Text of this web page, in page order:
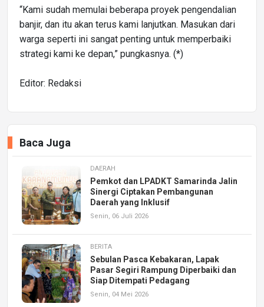
“Kami sudah memulai beberapa proyek pengendalian
banjir, dan itu akan terus kami lanjutkan. Masukan dari
warga seperti ini sangat penting untuk memperbaiki
strategi kami ke depan,” pungkasnya. (*)
Editor: Redaksi
Baca Juga
DAERAH
Pemkot dan LPADKT Samarinda Jalin
Sinergi Ciptakan Pembangunan
Daerah yang Inklusif
Senin, 06 Juli 2026
BERITA
Sebulan Pasca Kebakaran, Lapak
Pasar Segiri Rampung Diperbaiki dan
Siap Ditempati Pedagang
Senin, 04 Mei 2026